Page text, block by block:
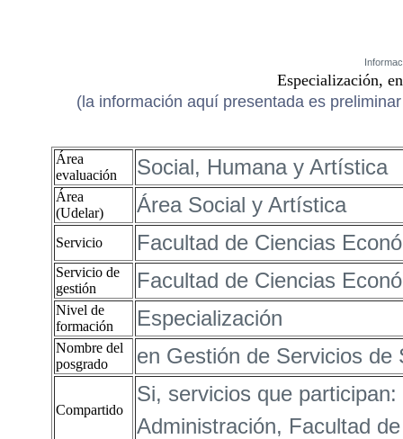
Especialización,
(la información aquí presentada es
Área
evaluación
Social, Humana y Artística
Área
(Udelar)
Área Social y Artística
Servicio Facultad de Ciencias
Servicio de
gestión
Facultad de Ciencias
Nivel de
formación
Especialización
Nombre del
posgrado
en Gestión de Servicios de
Compartido
Si, servicios que
Administración, Facultad